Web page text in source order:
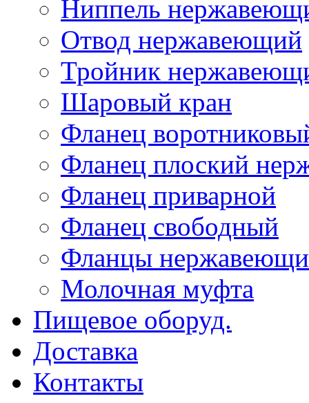
Ниппель
Отвод нержавеющий
Тройник
Шаровый кран
Фланец
Фланец плоский
Фланец приварной
Фланец свободный
Фланцы
Молочная муфта
Пищевое оборуд.
Доставка
Контакты